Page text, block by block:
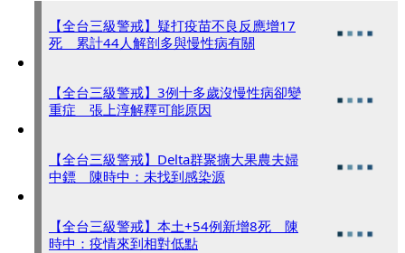
【全台三級警戒】疑打疫苗不良反應增17
死 累計44人解剖多與慢性病有關
【全台三級警戒】3例十多歲沒慢性病卻變
重症 張上淳解釋可能原因
【全台三級警戒】Delta群聚擴大果農夫婦
中鏢 陳時中：未找到感染源
【全台三級警戒】本土+54例新增8死 陳
時中：疫情來到相對低點